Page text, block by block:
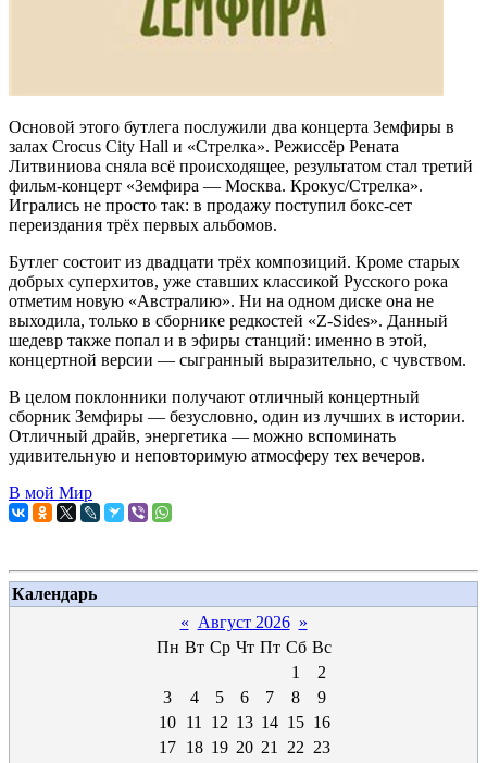
Основой этого бутлега послужили два концерта Земфиры в
залах Crocus City Hall и «Стрелка». Режиссёр Рената
Литвиниова сняла всё происходящее, результатом стал третий
фильм-концерт «Земфира — Москва. Крокус/Стрелка».
Игрались не просто так: в продажу поступил бокс-сет
переиздания трёх первых альбомов.
Бутлег состоит из двадцати трёх композиций. Кроме старых
добрых суперхитов, уже ставших классикой Русского рока
отметим новую «Австралию». Ни на одном диске она не
выходила, только в сборнике редкостей «Z-Sides». Данный
шедевр также попал и в эфиры станций: именно в этой,
концертной версии — сыгранный выразительно, с чувством.
В целом поклонники получают отличный концертный
сборник Земфиры — безусловно, один из лучших в истории.
Отличный драйв, энергетика — можно вспоминать
удивительную и неповторимую атмосферу тех вечеров.
В мой Мир
Календарь
« Август 2026 »
Пн Вт Ср Чт Пт Сб Вс
1
2
3
4 5 6 7 8
9
10 11 12 13 14 15 16
17 18 19 20 21 22 23